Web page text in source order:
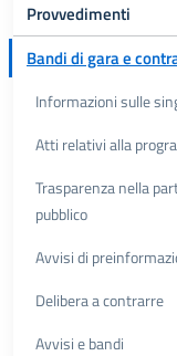
Provvedimenti
Bandi di gara e
Informazioni sulle
Atti relativi alla
Trasparenza nella
pubblico
Avvisi di
Delibera a contrarre
Avvisi e bandi